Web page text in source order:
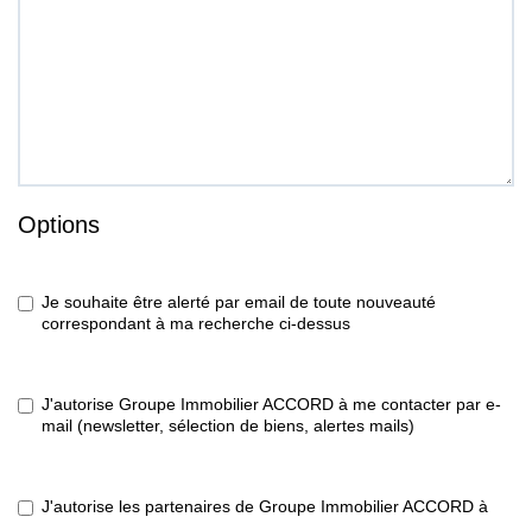
Options
Je souhaite être alerté par email de toute nouveauté
correspondant à ma recherche ci-dessus
J'autorise Groupe Immobilier ACCORD à me contacter par e-
mail (newsletter, sélection de biens, alertes mails)
J'autorise les partenaires de Groupe Immobilier ACCORD à